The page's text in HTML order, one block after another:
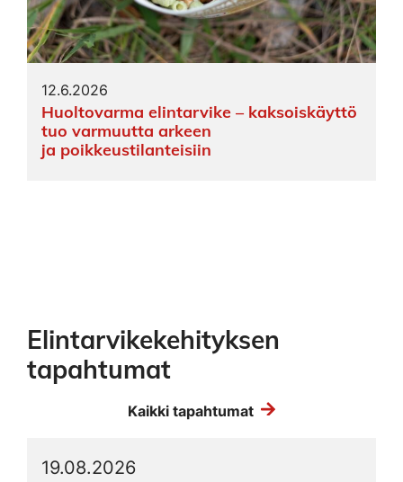
12.6.2026
Huoltovarma elintarvike – kaksoiskäyttö
tuo varmuutta arkeen
ja poikkeustilanteisiin
Elintarvikekehityksen
tapahtumat
Kaikki tapahtumat
19.08.2026